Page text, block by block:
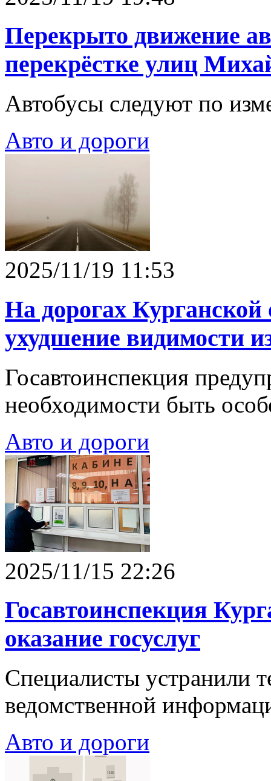
Перекрыто движение
перекрёстке улиц
Автобусы следуют по
Авто и дороги
2025/11/19 11:53
На дорогах Курганской
ухудшение видимости
Госавтоинспекция
необходимости быть
Авто и дороги
2025/11/15 22:26
Госавтоинспекция
оказание госуслуг
Специалисты устранили
ведомственной
Авто и дороги